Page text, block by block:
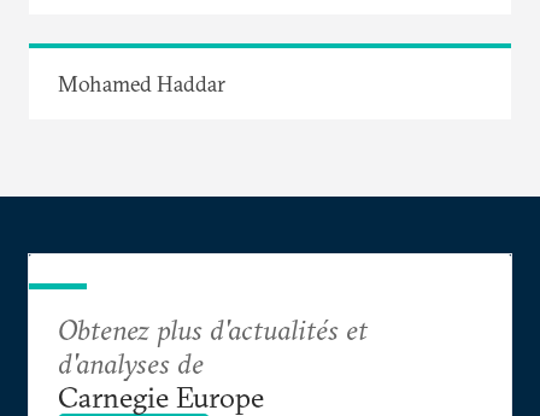
Mohamed Haddar
Obtenez plus d'actualités et
d'analyses de
Carnegie Europe